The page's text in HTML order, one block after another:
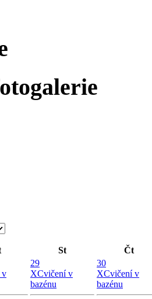
St
Čt
v
29
XCvičení v
bazénu
30
XCvičení v
bazénu